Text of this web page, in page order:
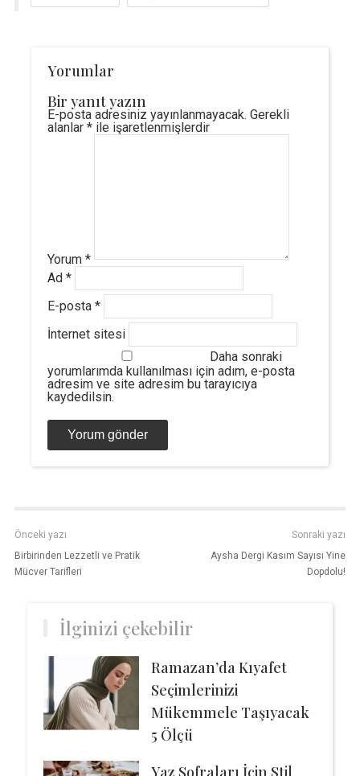
Yorumlar
Bir yanıt yazın
E-posta adresiniz yayınlanmayacak. Gerekli
alanlar *ile işaretlenmişlerdir
Yorum *
Ad *
E-posta *
İnternet sitesi
Daha sonraki
yorumlarımda kullanılması için adım, e-posta
adresim ve site adresim bu tarayıcıya
kaydedilsin.
Önceki yazı
Birbirinden Lezzetli ve Pratik
Mücver Tarifleri
Sonraki yazı
Aysha Dergi Kasım Sayısı Yine
Dopdolu!
İlginizi çekebilir
Ramazan’da Kıyafet
Seçimlerinizi
Mükemmele Taşıyacak
5 Ölçü